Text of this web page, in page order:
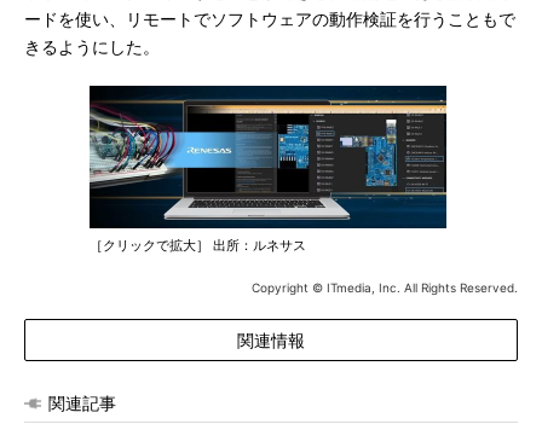
ードを使い、リモートでソフトウェアの動作検証を行うこともで
きるようにした。
［クリックで拡大］ 出所：ルネサス
Copyright © ITmedia, Inc. All Rights Reserved.
関連情報
関連記事